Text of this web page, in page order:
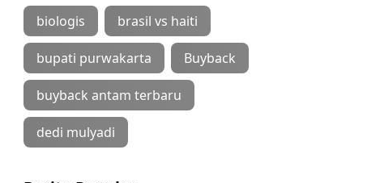
biologis brasil vs haiti
bupati purwakarta Buyback
buyback antam terbaru
dedi mulyadi